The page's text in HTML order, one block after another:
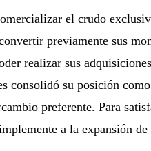
el crudo
previamente sus
realizar sus
consolidó su posición
preferente. Para
a la expansión